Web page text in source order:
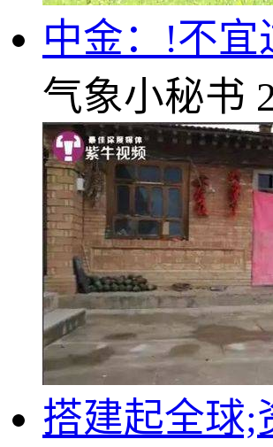
中金：!不宜
气象小秘书
搭建起全球